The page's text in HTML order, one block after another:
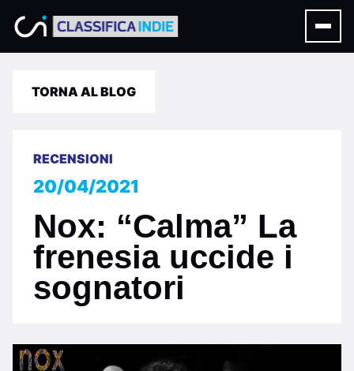
TORNA AL BLOG
RECENSIONI
20/04/2021
Nox: “Calma” La
frenesia uccide i
sognatori